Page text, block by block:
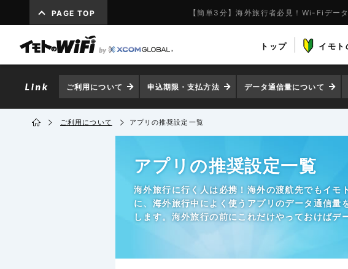
【簡単3分】海外旅行者必見！Wi-Fiデー
PAGE TOP
トップ イモ
ご利用について 申込期限・支払方法 データ通信量について
ご利用について アプリの推奨設定一覧
アプリの推奨設定一覧
海外旅行に行く人は必携！海外の渡航先でもイ
に、海外旅行中によく使うアプリのデータ通信量
します。海外旅行の前にこれだけやっておけばデ